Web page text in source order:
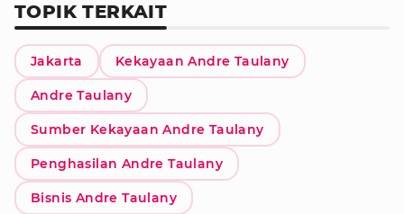
TOPIK TERKAIT
Jakarta Kekayaan Andre Taulany
Andre Taulany
Sumber Kekayaan Andre Taulany
Penghasilan Andre Taulany
Bisnis Andre Taulany